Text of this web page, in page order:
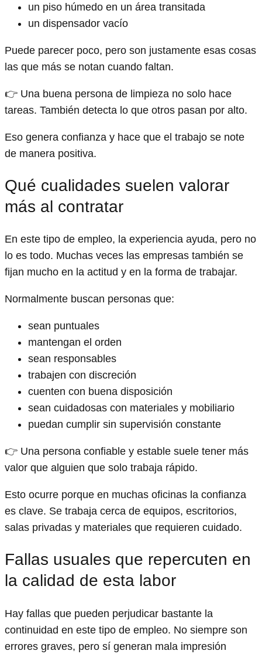
un piso húmedo en un área transitada
un dispensador vacío
Puede parecer poco, pero son justamente esas cosas
las que más se notan cuando faltan.
👉 Una buena persona de limpieza no solo hace
tareas. También detecta lo que otros pasan por alto.
Eso genera confianza y hace que el trabajo se note
de manera positiva.
Qué cualidades suelen valorar
más al contratar
En este tipo de empleo, la experiencia ayuda, pero no
lo es todo. Muchas veces las empresas también se
fijan mucho en la actitud y en la forma de trabajar.
Normalmente buscan personas que:
sean puntuales
mantengan el orden
sean responsables
trabajen con discreción
cuenten con buena disposición
sean cuidadosas con materiales y mobiliario
puedan cumplir sin supervisión constante
👉 Una persona confiable y estable suele tener más
valor que alguien que solo trabaja rápido.
Esto ocurre porque en muchas oficinas la confianza
es clave. Se trabaja cerca de equipos, escritorios,
salas privadas y materiales que requieren cuidado.
Fallas usuales que repercuten en
la calidad de esta labor
Hay fallas que pueden perjudicar bastante la
continuidad en este tipo de empleo. No siempre son
errores graves, pero sí generan mala impresión